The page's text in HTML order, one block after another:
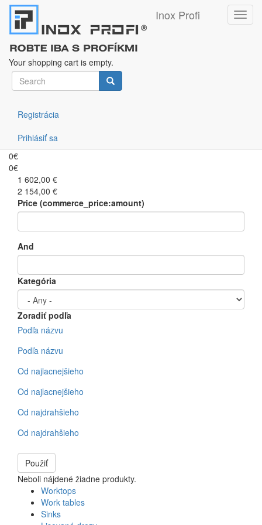
Skip
main
content
Inox Profi
Your shopping cart is empty.
Search
Registrácia
Prihlásiť sa
Filtruj podľa ceny
Heating tables-regons
0€
0€
1 602,00 €
2 154,00 €
Price (commerce_price:amount)
And
Kategória
Zoradiť podľa
Podľa názvu
Podľa názvu
Od najlacnejšieho
Od najlacnejšieho
Od najdrahšieho
Od najdrahšieho
Použiť
Neboli nájdené žiadne produkty.
Worktops
Work tables
Sinks